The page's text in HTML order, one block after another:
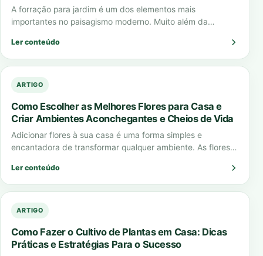
A forração para jardim é um dos elementos mais
importantes no paisagismo moderno. Muito além da
Ler conteúdo
ARTIGO
Como Escolher as Melhores Flores para Casa e
Criar Ambientes Aconchegantes e Cheios de Vida
Adicionar flores à sua casa é uma forma simples e
encantadora de transformar qualquer ambiente. As flores
Ler conteúdo
ARTIGO
Como Fazer o Cultivo de Plantas em Casa: Dicas
Práticas e Estratégias Para o Sucesso